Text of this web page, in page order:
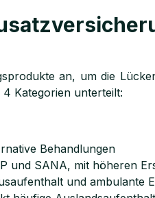
an, um die
Kategorien unterteilt:
Behandlungen
und SANA, mit höheren
und ambulante